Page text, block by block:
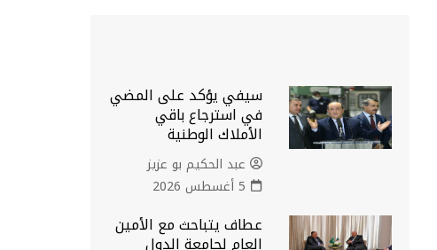
سيفي يؤكد على المضي
في استرجاع باقي
الأملاك الوطنية
عبد الحكيم بو عزيز
5 أغسطس 2026
عطاف يتباحث مع الأمين
العام لجامعة الدول